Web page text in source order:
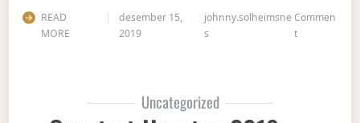
READ
MORE
desember 15,
2019
johnny.solheimsne
s
Commen
ton
Uncategorized